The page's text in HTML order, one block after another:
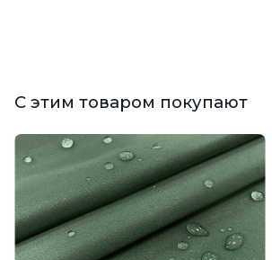
С этим товаром покупают